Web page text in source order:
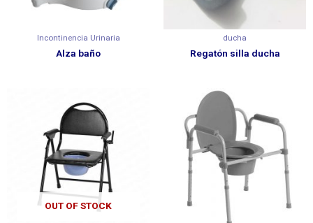
Incontinencia Urinaria
Alza baño
ducha
Regatón silla ducha
OUT OF STOCK